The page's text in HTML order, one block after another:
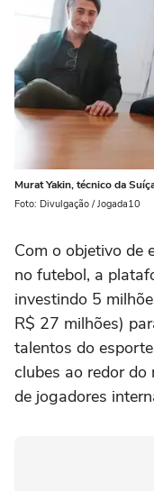
Murat Yakin, técnico da
Foto: Divulgação / Jogada10
Com o objetivo de
no futebol, a
investindo 5
R$ 27 milhões)
talentos do
clubes ao redor do
de jogadores